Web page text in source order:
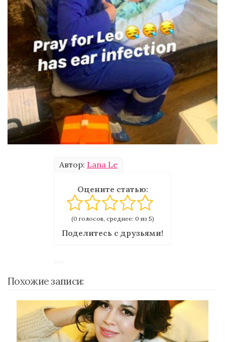
Автор: Lana Le
Оцените статью:
(0 голосов, среднее: 0 из 5)
Поделитесь с друзьями!
Похожие записи: